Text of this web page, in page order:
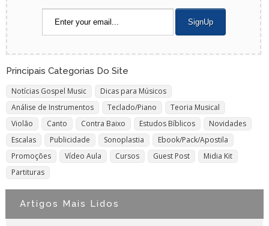
Principais Categorias Do Site
Notícias Gospel Music
Dicas para Músicos
Análise de Instrumentos
Teclado/Piano
Teoria Musical
Violão
Canto Contra Baixo Estudos Bíblicos
Novidades
Escalas
Publicidade Sonoplastia
Ebook/Pack/Apostila
Promoções
Vídeo Aula Cursos Guest Post
Midia Kit
Partituras
Artigos Mais Lidos